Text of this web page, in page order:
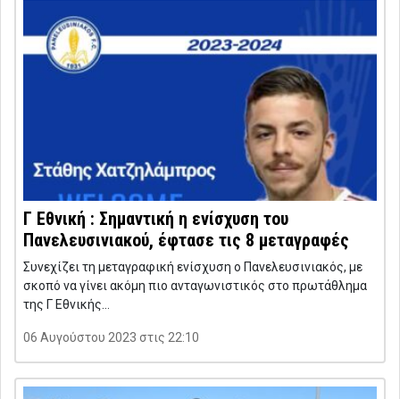
Γ Εθνική : Σημαντική η ενίσχυση του
Πανελευσινιακού, έφτασε τις 8 μεταγραφές
Συνεχίζει τη μεταγραφική ενίσχυση ο Πανελευσινιακός, με
σκοπό να γίνει ακόμη πιο ανταγωνιστικός στο πρωτάθλημα
της Γ Εθνικής…
06 Αυγούστου 2023 στις 22:10